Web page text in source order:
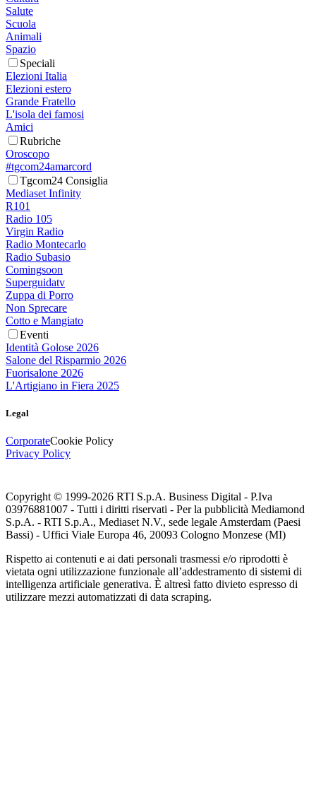
Salute
Scuola
Animali
Spazio
Speciali
Elezioni Italia
Elezioni estero
Grande Fratello
L'isola dei famosi
Amici
Rubriche
Oroscopo
#tgcom24amarcord
Tgcom24 Consiglia
Mediaset Infinity
R101
Radio 105
Virgin Radio
Radio Montecarlo
Radio Subasio
Comingsoon
Superguidatv
Zuppa di Porro
Non Sprecare
Cotto e Mangiato
Eventi
Identità Golose 2026
Salone del Risparmio 2026
Fuorisalone 2026
L'Artigiano in Fiera 2025
Legal
CorporateCookie Policy
Privacy Policy
Copyright © 1999-2026 RTI S.p.A. Business Digital - P.Iva
03976881007 - Tutti i diritti riservati - Per la pubblicità Mediamond
S.p.A. - RTI S.p.A., Mediaset N.V., sede legale Amsterdam (Paesi
Bassi) - Uffici Viale Europa 46, 20093 Cologno Monzese (MI)
Rispetto ai contenuti e ai dati personali trasmessi e/o riprodotti è
vietata ogni utilizzazione funzionale all’addestramento di sistemi di
intelligenza artificiale generativa. È altresì fatto divieto espresso di
utilizzare mezzi automatizzati di data scraping.